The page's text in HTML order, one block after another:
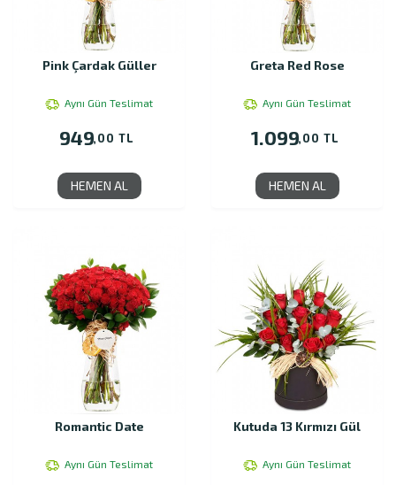
Pink Çardak Güller
Aynı Gün Teslimat
949,00 TL
HEMEN AL
Greta Red Rose
Aynı Gün Teslimat
1.099,00 TL
HEMEN AL
Romantic Date
Aynı Gün Teslimat
Kutuda 13 Kırmızı Gül
Aynı Gün Teslimat